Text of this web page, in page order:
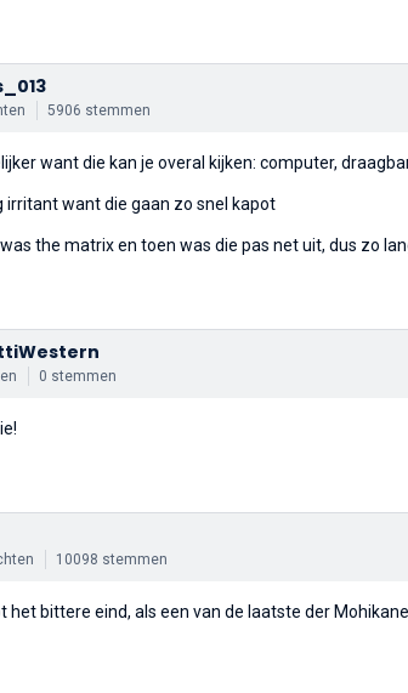
5906 stemmen
want die kan je overal kijken: computer,
irritant want die gaan zo snel kapot
the matrix en toen was die pas net uit, dus zo
0 stemmen
10098 stemmen
het bittere eind, als een van de laatste der